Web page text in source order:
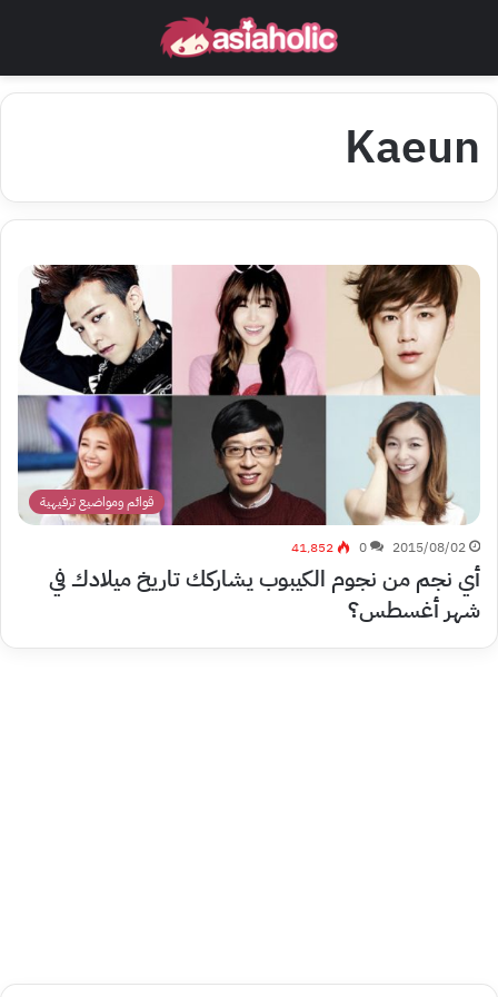
Kaeun
قوائم ومواضيع ترفيهية
2015/08/02
0 41٬852
أي نجم من نجوم الكيبوب يشاركك تاريخ ميلادك في
شهر أغسطس؟